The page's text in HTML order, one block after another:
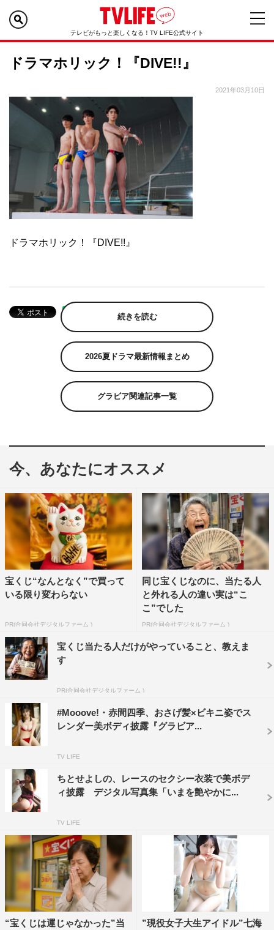
テレビがもっと楽しくなる！TV LIFE公式サイト
ドラマホリック！『DIVE!!』
2021年03月10日
ドラマホリック！『DIVE!!』
続きを読む
2026夏ドラマ最新情報まとめ
グラビア関連記事一覧
今、あなたにオススメ
宝くじ“なんとなく”で買って
いる限り変わらない
PR(合同会社デジタルファーム )
同じ宝くじなのに、当たる人
と外れる人の違い実は“こ
こ”でした
PR(合同会社デジタルファーム )
宝くじ当たる人だけがやっていること、教えま
す
PR(合同会社デジタルファーム )
#Mooove!・赤間四季、おさげ髪×ビキニ姿でス
レンダー美ボディ披露『グラビア...
TV LIFE
ちとせよしの、レースのセクシー衣装で美ボデ
ィ披露 デジタル写真集「いまを艶やかに...
TV LIFE
“宝くじは運じゃなかった”当
”現役女子大生アイドル”七海